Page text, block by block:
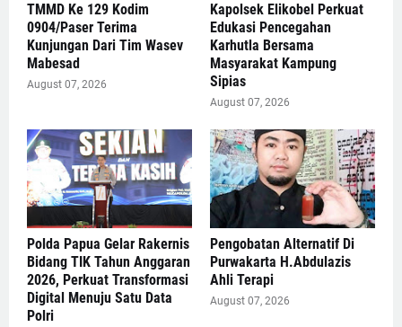
TMMD Ke 129 Kodim
0904/Paser Terima
Kunjungan Dari Tim Wasev
Mabesad
August 07, 2026
Kapolsek Elikobel Perkuat
Edukasi Pencegahan
Karhutla Bersama
Masyarakat Kampung
Sipias
August 07, 2026
Polda Papua Gelar Rakernis
Bidang TIK Tahun Anggaran
2026, Perkuat Transformasi
Digital Menuju Satu Data
Polri
Pengobatan Alternatif Di
Purwakarta H.Abdulazis
Ahli Terapi
August 07, 2026